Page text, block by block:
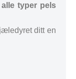
alle typer pels
ditt en